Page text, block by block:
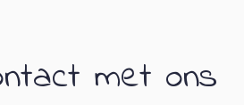
met ons